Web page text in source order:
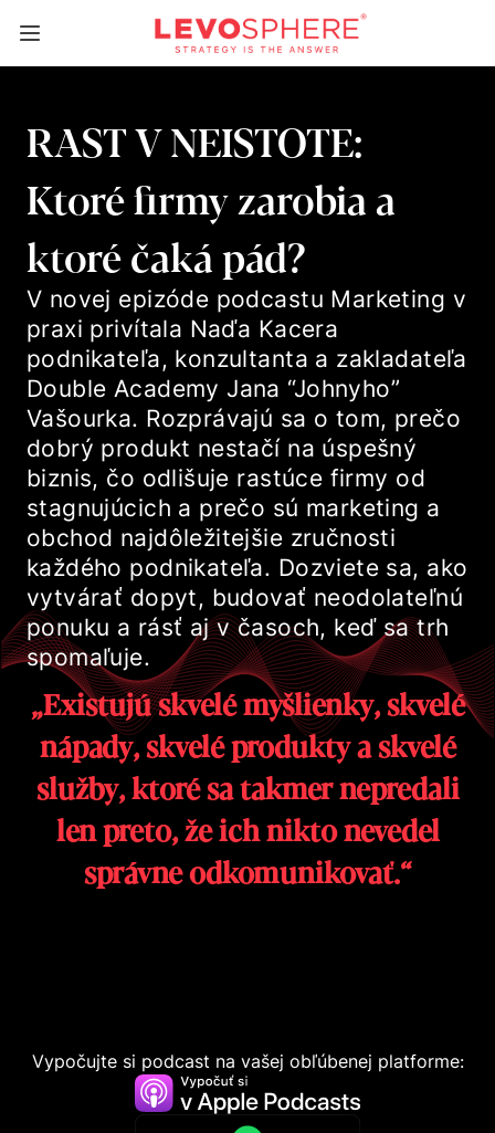
RAST V NEISTOTE:
Ktoré firmy zarobia a
ktoré čaká pád?
V novej epizóde podcastu Marketing v
praxi privítala Naďa Kacera
podnikateľa, konzultanta a zakladateľa
Double Academy Jana “Johnyho”
Vašourka. Rozprávajú sa o tom, prečo
dobrý produkt nestačí na úspešný
biznis, čo odlišuje rastúce firmy od
stagnujúcich a prečo sú marketing a
obchod najdôležitejšie zručnosti
každého podnikateľa. Dozviete sa, ako
vytvárať dopyt, budovať neodolateľnú
ponuku a rásť aj v časoch, keď sa trh
spomaľuje.
„Existujú skvelé myšlienky, skvelé
nápady, skvelé produkty a skvelé
služby, ktoré sa takmer nepredali
len preto, že ich nikto nevedel
správne odkomunikovať.“
Vypočujte si podcast na vašej obľúbenej platforme: